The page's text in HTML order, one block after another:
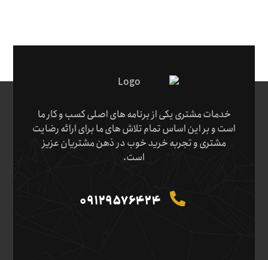
خدمات مشتری یکی از برنامه های اصلی کسب و کار ما
است و بر این اساس تمام تلاش های ما برای ارائه رضایت
مشتری و تجربه خرید خوب در ذهن مشتریان عزیز
است.
09129576424